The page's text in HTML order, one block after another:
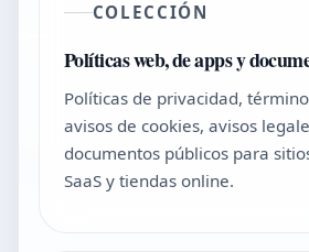
COLECCIÓN
Políticas web, de apps y
Políticas de privacidad,
avisos de cookies, avisos
documentos públicos para
SaaS y tiendas online.